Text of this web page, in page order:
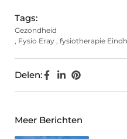
Tags:
Gezondheid
, Fysio Eray , fysiotherapie
Delen:
Meer Berichten